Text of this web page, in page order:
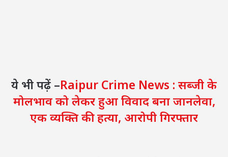
ये भी पढ़ें –Raipur Crime News : सब्जी के
मोलभाव को लेकर हुआ विवाद बना जानलेवा,
एक व्यक्ति की हत्या, आरोपी गिरफ्तार